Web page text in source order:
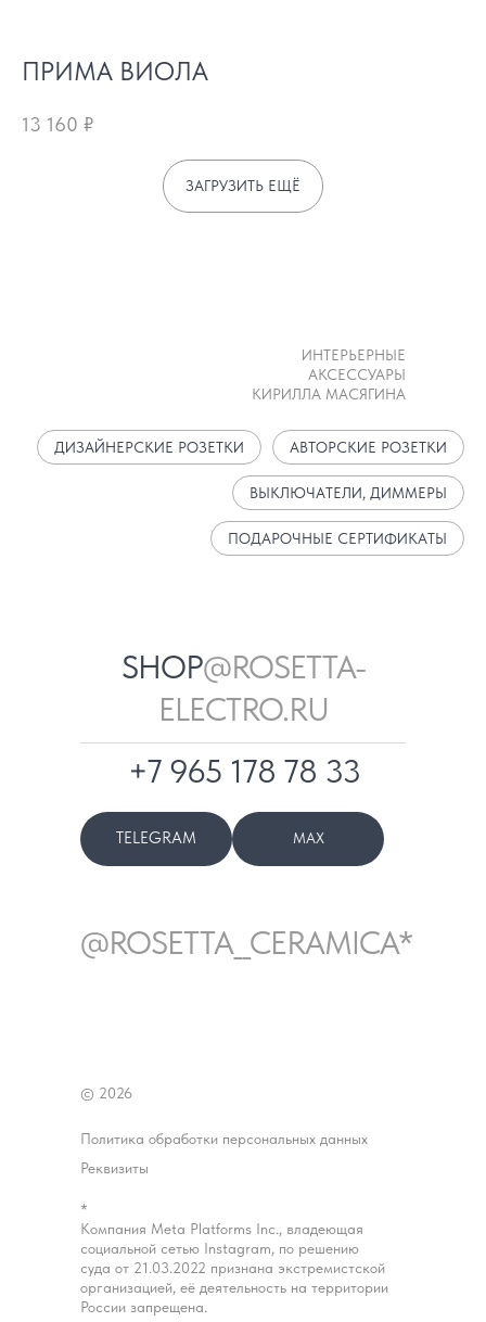
ПРИМА ВИОЛА
13 160 ₽
ЗАГРУЗИТЬ ЕЩЁ
ИНТЕРЬЕРНЫЕ
АКСЕССУАРЫ
КИРИЛЛА МАСЯГИНА
ДИЗАЙНЕРСКИЕ РОЗЕТКИ АВТОРСКИЕ РОЗЕТКИ
ВЫКЛЮЧАТЕЛИ, ДИММЕРЫ
ПОДАРОЧНЫЕ СЕРТИФИКАТЫ
+7 965 178 78 33
@ROSETTA__CERAMICA*
SHOP@ROSETTA-
ELECTRO.RU
TELEGRAM MAX
*
Компания Meta Platforms Inc., владеющая
социальной сетью Instagram, по решению
суда от 21.03.2022 признана экстремистской
организацией, её деятельность на территории
России запрещена.
Политика обработки персональных данных
Реквизиты
© 2026